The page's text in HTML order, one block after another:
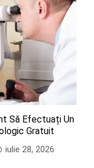
Să Efectuați Un
Gratuit
iulie 28, 2026